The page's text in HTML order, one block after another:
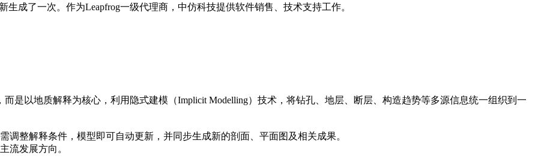
成了一次。作为Leapfrog一级代理商，中仿科技提供软件销售、技术支持工作。
是以地质解释为核心，利用隐式建模（Implicit Modelling）技术，将钻孔、地层、断层、构造趋势等多源信息统一组织到一
整解释条件，模型即可自动更新，并同步生成新的剖面、平面图及相关成果。
流发展方向。